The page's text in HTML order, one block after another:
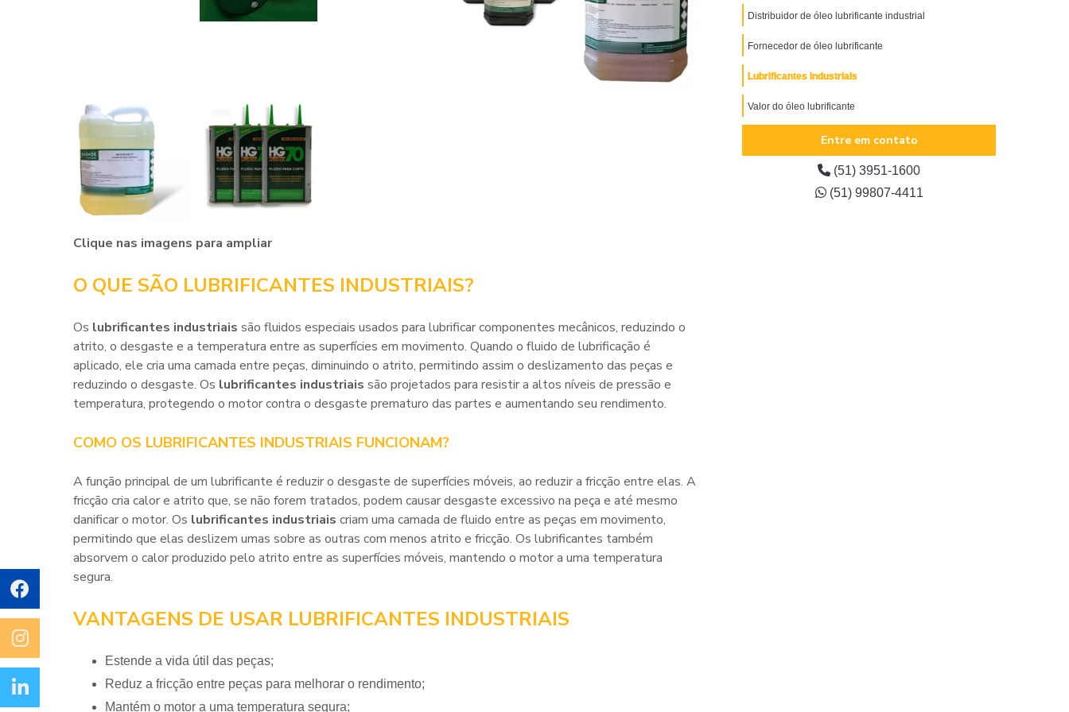
Clique nas imagens para ampliar
O QUE SÃO LUBRIFICANTES INDUSTRIAIS?
Os lubrificantes industriais são fluidos especiais usados ​​para lubrificar componentes mecânicos, reduzindo o
atrito, o desgaste e a temperatura entre as superfícies em movimento. Quando o fluido de lubrificação é
aplicado, ele cria uma camada entre peças, diminuindo o atrito, permitindo assim o deslizamento das peças e
reduzindo o desgaste. Os lubrificantes industriais são projetados para resistir a altos níveis de pressão e
temperatura, protegendo o motor contra o desgaste prematuro das partes e aumentando seu rendimento.
COMO OS LUBRIFICANTES INDUSTRIAIS FUNCIONAM?
A função principal de um lubrificante é reduzir o desgaste de superfícies móveis, ao reduzir a fricção entre elas. A
fricção cria calor e atrito que, se não forem tratados, podem causar desgaste excessivo na peça e até mesmo
danificar o motor. Os lubrificantes industriais criam uma camada de fluido entre as peças em movimento,
permitindo que elas deslizem umas sobre as outras com menos atrito e fricção. Os lubrificantes também
absorvem o calor produzido pelo atrito entre as superfícies móveis, mantendo o motor a uma temperatura
segura.
VANTAGENS DE USAR LUBRIFICANTES INDUSTRIAIS
Estende a vida útil das peças;
Reduz a fricção entre peças para melhorar o rendimento;
Mantém o motor a uma temperatura segura;
Distribuidor de óleo lubrificante industrial
Fornecedor de óleo lubrificante
Lubrificantes industriais
Valor do óleo lubrificante
Entre em contato
(51) 3951-1600
(51) 99807-4411